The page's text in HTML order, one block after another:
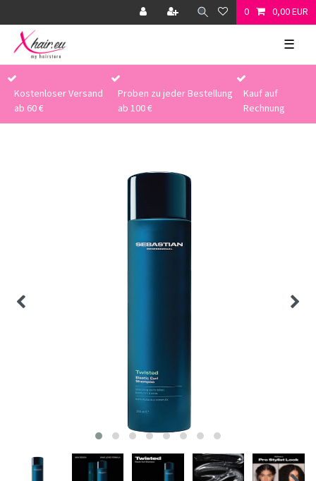
0 0,00 EUR
☰
Kostenloser Versand
ab 60 €
Proben zu jeder Bestellung
ab 100 €
Kauf auf
Rechnung